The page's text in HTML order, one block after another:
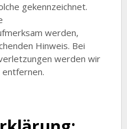
gekennzeichnet.
werden,
Hinweis. Bei
werden wir